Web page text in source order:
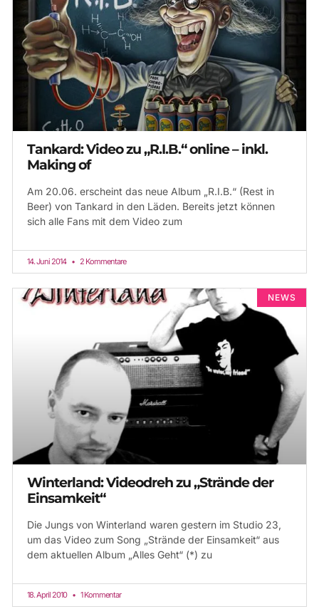
Tankard: Video zu „R.I.B.“ online – inkl.
Making of
Am 20.06. erscheint das neue Album „R.I.B.“ (Rest in
Beer) von Tankard in den Läden. Bereits jetzt können
sich alle Fans mit dem Video zum
14. Juni 2014 2 Kommentare
NEWS
Winterland: Videodreh zu „Strände der
Einsamkeit“
Die Jungs von Winterland waren gestern im Studio 23,
um das Video zum Song „Strände der Einsamkeit“ aus
dem aktuellen Album „Alles Geht“ (*) zu
18. April 2010 1 Kommentar